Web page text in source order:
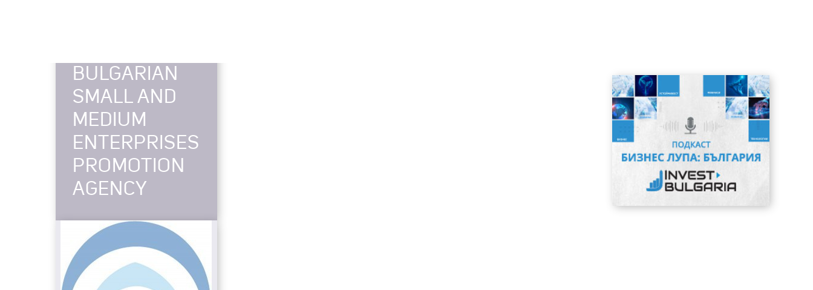
BULGARIAN
SMALL AND
MEDIUM
ENTERPRISES
PROMOTION
AGENCY